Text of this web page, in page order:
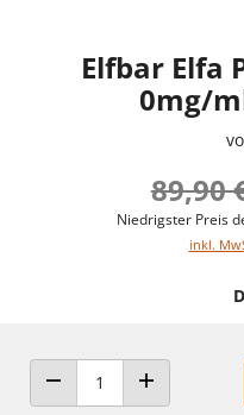
Elfbar Elfa
0mg/
89,90
Niedrigster Preis
inkl.
ANZAHL VERRINGERN
ANZAHL